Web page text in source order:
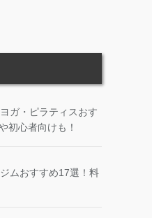
ガ・ピラティスおす
初心者向けも！
ムおすすめ17選！料